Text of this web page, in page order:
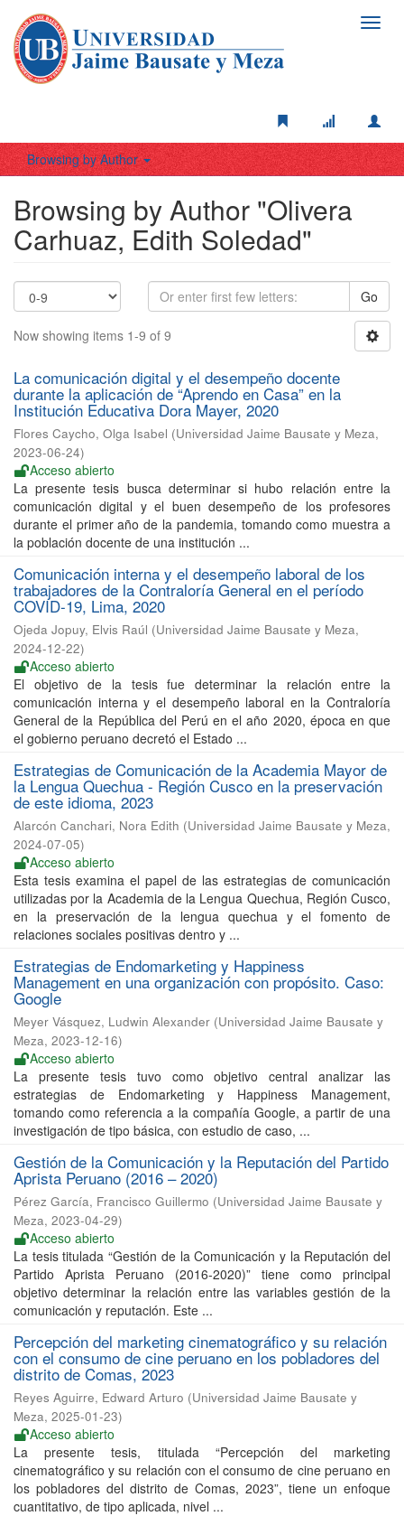
Browsing by Author
Browsing by Author "Olivera
Carhuaz, Edith Soledad"
Go
Now showing items 1-9 of 9
La comunicación digital y el desempeño docente
durante la aplicación de “Aprendo en Casa” en la
Institución Educativa Dora Mayer, 2020
Flores Caycho, Olga Isabel (Universidad Jaime Bausate y Meza,
2023-06-24)
Acceso abierto
La presente tesis busca determinar si hubo relación entre la
comunicación digital y el buen desempeño de los profesores
durante el primer año de la pandemia, tomando como muestra a
la población docente de una institución ...
Comunicación interna y el desempeño laboral de los
trabajadores de la Contraloría General en el período
COVID-19, Lima, 2020
Ojeda Jopuy, Elvis Raúl (Universidad Jaime Bausate y Meza,
2024-12-22)
Acceso abierto
El objetivo de la tesis fue determinar la relación entre la
comunicación interna y el desempeño laboral en la Contraloría
General de la República del Perú en el año 2020, época en que
el gobierno peruano decretó el Estado ...
Estrategias de Comunicación de la Academia Mayor de
la Lengua Quechua - Región Cusco en la preservación
de este idioma, 2023
Alarcón Canchari, Nora Edith (Universidad Jaime Bausate y Meza,
2024-07-05)
Acceso abierto
Esta tesis examina el papel de las estrategias de comunicación
utilizadas por la Academia de la Lengua Quechua, Región Cusco,
en la preservación de la lengua quechua y el fomento de
relaciones sociales positivas dentro y ...
Estrategias de Endomarketing y Happiness
Management en una organización con propósito. Caso:
Google
Meyer Vásquez, Ludwin Alexander (Universidad Jaime Bausate y
Meza, 2023-12-16)
Acceso abierto
La presente tesis tuvo como objetivo central analizar las
estrategias de Endomarketing y Happiness Management,
tomando como referencia a la compañía Google, a partir de una
investigación de tipo básica, con estudio de caso, ...
Gestión de la Comunicación y la Reputación del Partido
Aprista Peruano (2016 – 2020)
Pérez García, Francisco Guillermo (Universidad Jaime Bausate y
Meza, 2023-04-29)
Acceso abierto
La tesis titulada “Gestión de la Comunicación y la Reputación del
Partido Aprista Peruano (2016-2020)” tiene como principal
objetivo determinar la relación entre las variables gestión de la
comunicación y reputación. Este ...
Percepción del marketing cinematográfico y su relación
con el consumo de cine peruano en los pobladores del
distrito de Comas, 2023
Reyes Aguirre, Edward Arturo (Universidad Jaime Bausate y
Meza, 2025-01-23)
Acceso abierto
La presente tesis, titulada “Percepción del marketing
cinematográfico y su relación con el consumo de cine peruano en
los pobladores del distrito de Comas, 2023”, tiene un enfoque
cuantitativo, de tipo aplicada, nivel ...